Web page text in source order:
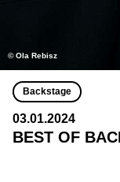
© Ola Rebisz
Backstage
03.01.2024
BEST OF